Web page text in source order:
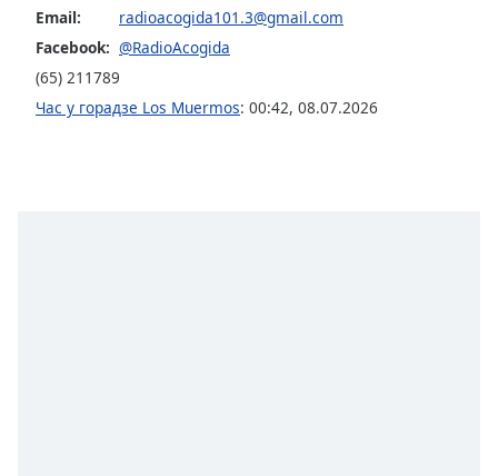
Email:
radioacogida101.3@gmail.com
Facebook: @RadioAcogida
(65) 211789
Час у горадзе Los Muermos: 00:42, 08.07.2026